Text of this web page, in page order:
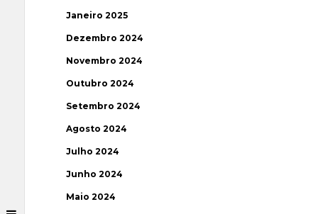
Janeiro 2025
Dezembro 2024
Novembro 2024
Outubro 2024
Setembro 2024
Agosto 2024
Julho 2024
Junho 2024
Maio 2024